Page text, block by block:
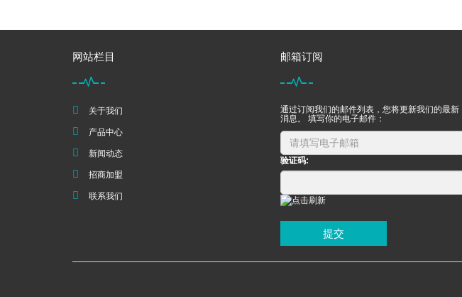
网站栏目
关于我们
产品中心
新闻动态
招商加盟
联系我们
邮箱订阅
通过订阅我们的邮件列表，您将更新我们的最新
消息。 填写你的电子邮件：
验证码:
提交